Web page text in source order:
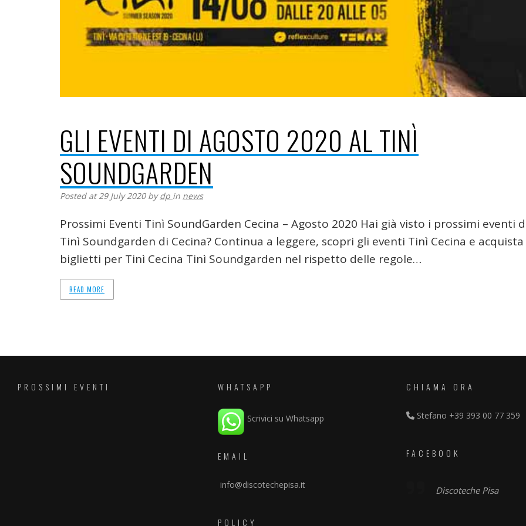
GLI EVENTI DI AGOSTO 2020 AL TINÌ
SOUNDGARDEN
Posted at 29 July 2020 bydp in news
Prossimi Eventi Tinì SoundGarden Cecina – Agosto 2020 Hai già visto i prossimi eventi
Tinì Soundgarden di Cecina? Continua a leggere, scopri gli eventi Tinì Cecina e
biglietti per Tinì Cecina Tinì Soundgarden nel rispetto delle regole…
READ MORE
PROSSIMI EVENTI WHATSAPP
Scrivici su Whatsapp
EMAIL
info@discotechepisa.it
POLICY
CHIAMA ORA
Stefano +39 393 00 77 359
FACEBOOK
Discoteche Pisa